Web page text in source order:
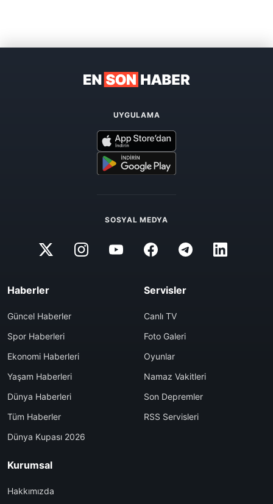
UYGULAMA
SOSYAL MEDYA
Haberler
Güncel Haberler
Spor Haberleri
Ekonomi Haberleri
Yaşam Haberleri
Dünya Haberleri
Tüm Haberler
Dünya Kupası 2026
Servisler
Canlı TV
Foto Galeri
Oyunlar
Namaz Vakitleri
Son Depremler
RSS Servisleri
Kurumsal
Hakkımızda